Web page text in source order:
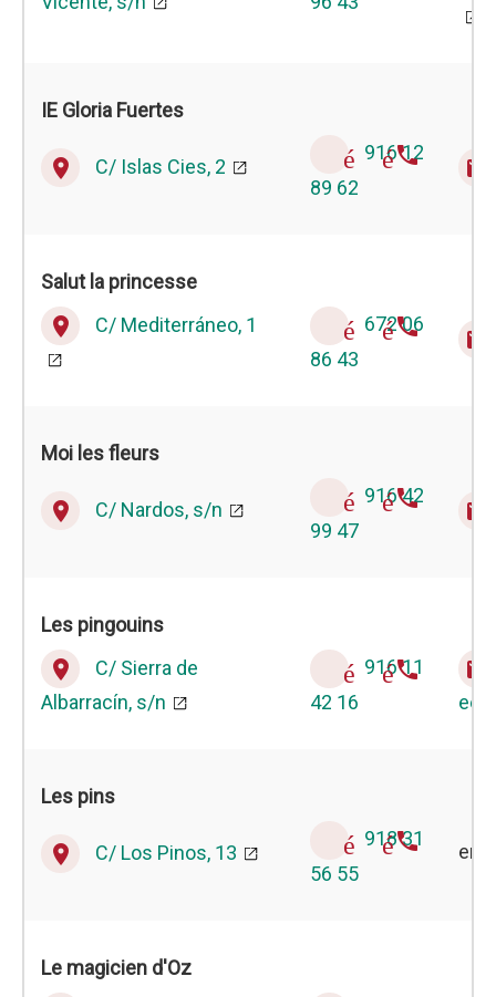
IE Gloria Fuertes
place C/ Islas Cies, 2 téléphone
916 12
89 62
email
Salut la princesse
place C/ Mediterráneo, 1 téléphone
672 06
86 43
email
Moi les fleurs
place C/ Nardos, s/n téléphone
916 42
99 47
email
Les pingouins
place
C/ Sierra de
Albarracín, s/n
téléphone
916 11
42 16
email
Les pins
place C/ Los Pinos, 13 téléphone
918 31
56 55
Le magicien d'Oz